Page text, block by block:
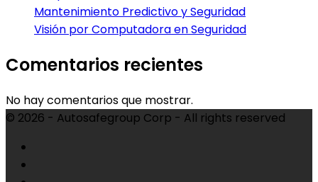
Mantenimiento Predictivo y Seguridad
Visión por Computadora en Seguridad
Comentarios recientes
No hay comentarios que mostrar.
© 2026 - Autosafegroup Corp - All rights reserved